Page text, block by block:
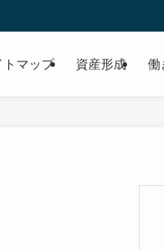
トマップ 資産形成 働